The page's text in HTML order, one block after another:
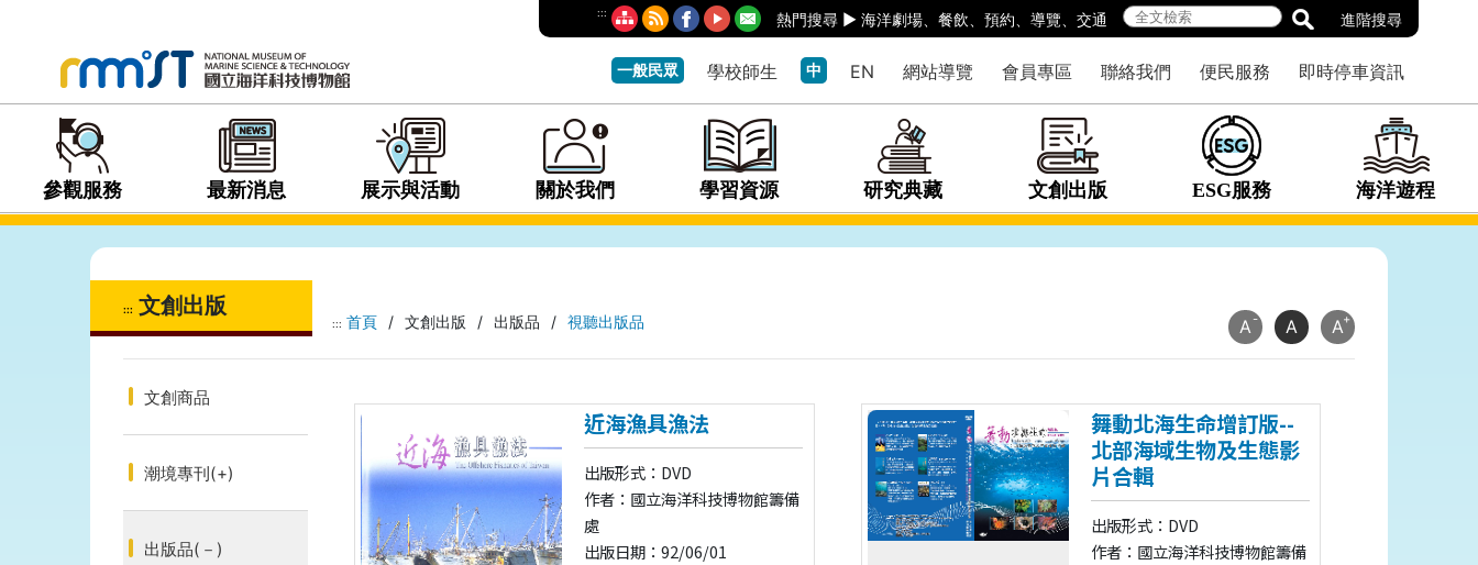
::: 熱門搜尋 ► 海洋劇場、 餐飲 預約 導覽 交通 進階搜尋
一般民眾 學校師生 中 EN 網站導覽 會員專區 聯絡我們 便民服務 即時停車資訊
參觀服務 最新消息 展示與活動 關於我們 學習資源 研究典藏 文創出版 ESG服務 海洋遊程
::: 文創出版
文創商品
潮境專刊(+)
出版品(－)
::: 首頁 / 文創出版 / 出版品 / 視聽出版品 A- A A+
近海漁具漁法
出版形式：DVD
作者：國立海洋科技博物館籌備
處
出版日期：92/06/01
舞動北海生命增訂版--
北部海域生物及生態影
片合輯
出版形式：DVD
作者：國立海洋科技博物館籌備